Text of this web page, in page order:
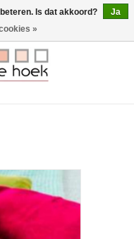
0 Artikelen - €0,00
Is dat akkoord?
Ja
»